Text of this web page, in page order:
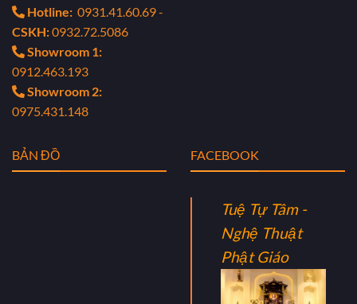
Hotline: 0931.41.60.69 -
CSKH:0932.72.5086
Showroom 1:
0912.463.193
Showroom 2:
0975.431.148
BẢN ĐỒ FACEBOOK
Tuệ Tự Tâm -
Nghệ Thuật
Phật Giáo